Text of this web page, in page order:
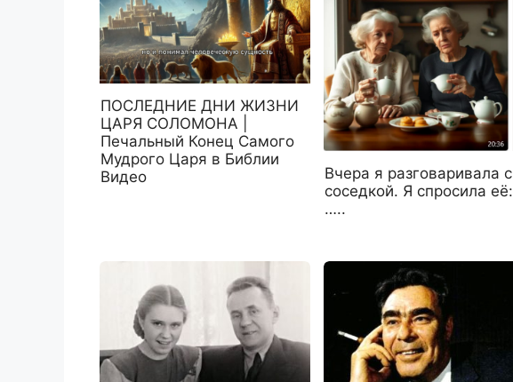
ПОСЛЕДНИЕ ДНИ ЖИЗНИ
ЦАРЯ СОЛОМОНА |
Печальный Конец Самого
Мудрого Царя в Библии
Видео
Вчера я разговаривала с
соседкой. Я спросила её:
…..